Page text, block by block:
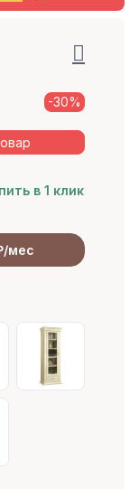
-30%
в 1 клик
мес